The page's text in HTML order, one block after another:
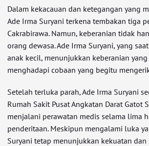
Dalam kekacauan dan ketegangan yang
Ade Irma Suryani terkena tembakan tiga
Cakrabirawa. Namun, keberanian tidak
orang dewasa. Ade Irma Suryani, yang
anak kecil, menunjukkan keberanian
menghadapi cobaan yang begitu
Setelah terluka parah, Ade Irma Suryani
Rumah Sakit Pusat Angkatan Darat Gatot
menjalani perawatan medis selama lima
penderitaan. Meskipun mengalami luka
Suryani tetap menunjukkan kekuatan dan